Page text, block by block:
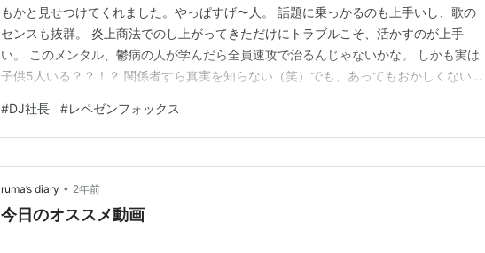
もかと見せつけてくれました。やっぱすげ〜人。 話題に乗っかるのも上手いし、歌の
センスも抜群。 炎上商法でのし上がってきただけにトラブルこそ、活かすのが上手
い。 このメンタル、鬱病の人が学んだら全員速攻で治るんじゃないかな。 しかも実は
子供5人いる？？！？ 関係者すら真実を知らない（笑）でも、あってもおかしくない。
メントにも笑った。 もうイカレ具合が本当にレベチで、社長が世界狙ってんのもあな
がち実現可能なんじゃね？って思えてき…
#DJ社長 #レペゼンフォックス
ruma’s diary • 2年前
今日のオススメ動画